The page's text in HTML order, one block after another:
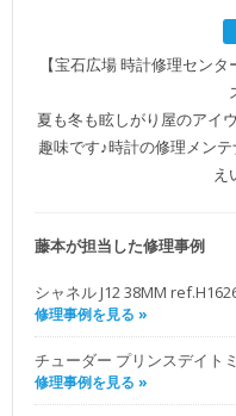
【宝石広場 時計修理セン
夏も冬も眩しがり屋のアイ
趣味です♪時計の修理メン
え
藤本が担当した修理事例
シャネル J12 38MM
修理事例を見る »
チューダー プリンスデイト
修理事例を見る »